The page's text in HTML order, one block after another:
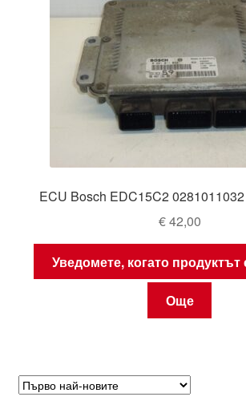
ECU Bosch EDC15C2
€42,00
Уведомете, когато продуктът
Още